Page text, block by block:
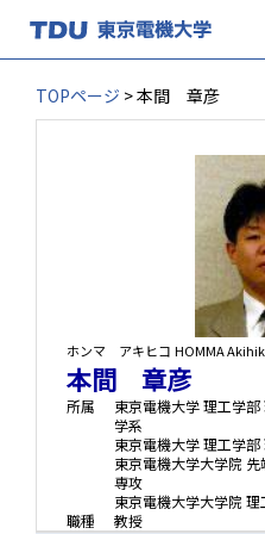
TOPページ > 本間 章彦
ホンマ アキヒコ HOMMA
本間 章彦
所属
東京電機大学 理工学
学系
東京電機大学 理工学
東京電機大学大学院
専攻
東京電機大学大学院
職種
教授